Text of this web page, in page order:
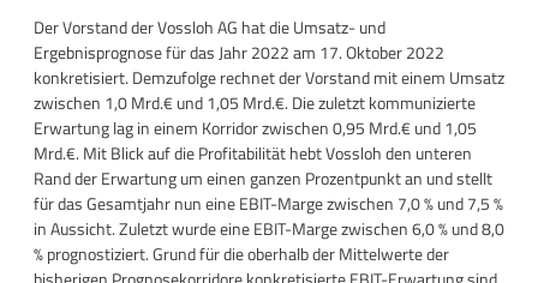
Der Vorstand der Vossloh AG hat die Umsatz- und
Ergebnisprognose für das Jahr 2022 am 17. Oktober 2022
konkretisiert. Demzufolge rechnet der Vorstand mit einem Umsatz
zwischen 1,0 Mrd.€ und 1,05 Mrd.€. Die zuletzt kommunizierte
Erwartung lag in einem Korridor zwischen 0,95 Mrd.€ und 1,05
Mrd.€. Mit Blick auf die Profitabilität hebt Vossloh den unteren
Rand der Erwartung um einen ganzen Prozentpunkt an und stellt
für das Gesamtjahr nun eine EBIT-Marge zwischen 7,0 % und 7,5 %
in Aussicht. Zuletzt wurde eine EBIT-Marge zwischen 6,0 % und 8,0
% prognostiziert. Grund für die oberhalb der Mittelwerte der